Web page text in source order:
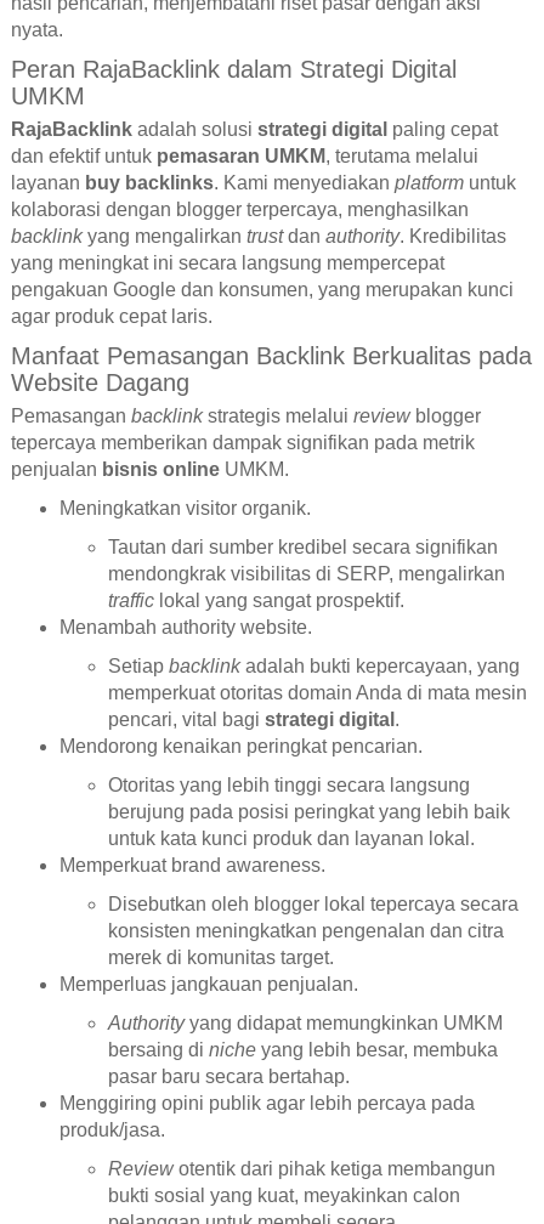
nyata.
Peran RajaBacklink dalam Strategi Digital
UMKM
RajaBacklinkadalah solusi strategi digital paling cepat
dan efektif untuk pemasaran UMKM, terutama melalui
layanan buy backlinks. Kami menyediakan platformuntuk
kolaborasi dengan blogger terpercaya, menghasilkan
backlinkyang mengalirkan trustdan authority. Kredibilitas
yang meningkat ini secara langsung mempercepat
pengakuan Google dan konsumen, yang merupakan kunci
agar produk cepat laris.
Manfaat Pemasangan Backlink Berkualitas pada
Website Dagang
Pemasangan backlinkstrategis melalui reviewblogger
tepercaya memberikan dampak signifikan pada metrik
penjualan bisnis onlineUMKM.
Meningkatkan visitor organik.
Tautan dari sumber kredibel secara signifikan
mendongkrak visibilitas di SERP, mengalirkan
trafficlokal yang sangat prospektif.
Menambah authority website.
Setiap backlinkadalah bukti kepercayaan, yang
memperkuat otoritas domain Anda di mata mesin
pencari, vital bagi strategi digital .
Mendorong kenaikan peringkat pencarian.
Otoritas yang lebih tinggi secara langsung
berujung pada posisi peringkat yang lebih baik
untuk kata kunci produk dan layanan lokal.
Memperkuat brand awareness.
Disebutkan oleh blogger lokal tepercaya secara
konsisten meningkatkan pengenalan dan citra
merek di komunitas target.
Memperluas jangkauan penjualan.
Authorityyang didapat memungkinkan UMKM
bersaing di nicheyang lebih besar, membuka
pasar baru secara bertahap.
Menggiring opini publik agar lebih percaya pada
produk/jasa.
Reviewotentik dari pihak ketiga membangun
bukti sosial yang kuat, meyakinkan calon